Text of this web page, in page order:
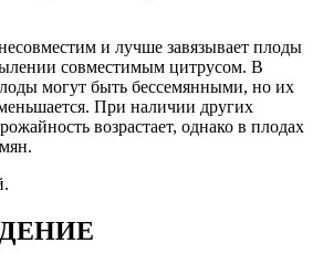
и лучше завязывает плоды
совместимым цитрусом. В
могут быть бессемянными, но их
При наличии других
возрастает, однако в плодах